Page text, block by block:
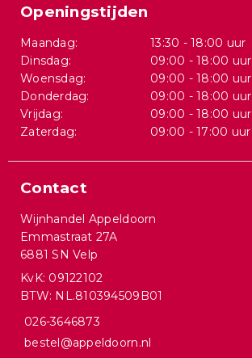
Openingstijden
Maandag:
13:30 - 18:00 uur
Dinsdag:
09:00 - 18:00 uur
Woensdag:
09:00 - 18:00 uur
Donderdag:
09:00 - 18:00 uur
Vrijdag:
09:00 - 18:00 uur
Zaterdag:
09:00 - 17:00 uur
Contact
Wijnhandel Appeldoorn
Emmastraat 27A
6881 SN Velp
KvK: 09122102
BTW: NL.810394509B01
026-3646873
bestel@appeldoorn.nl